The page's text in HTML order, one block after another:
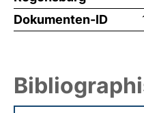
Dokumenten-ID